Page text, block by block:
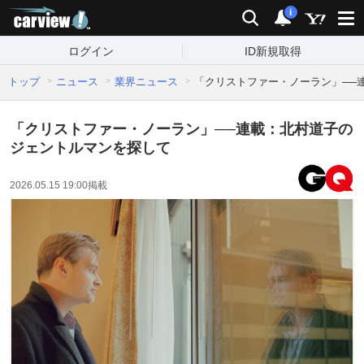
検索 通知
i
ログイン ID新規取得
トップ ニュース 業界ニュース 「クリストファー・ノーラン」──
「クリストファー・ノーラン」──連載：北村道子の
ジェントルマンを探して
2026.05.15 19:00掲載